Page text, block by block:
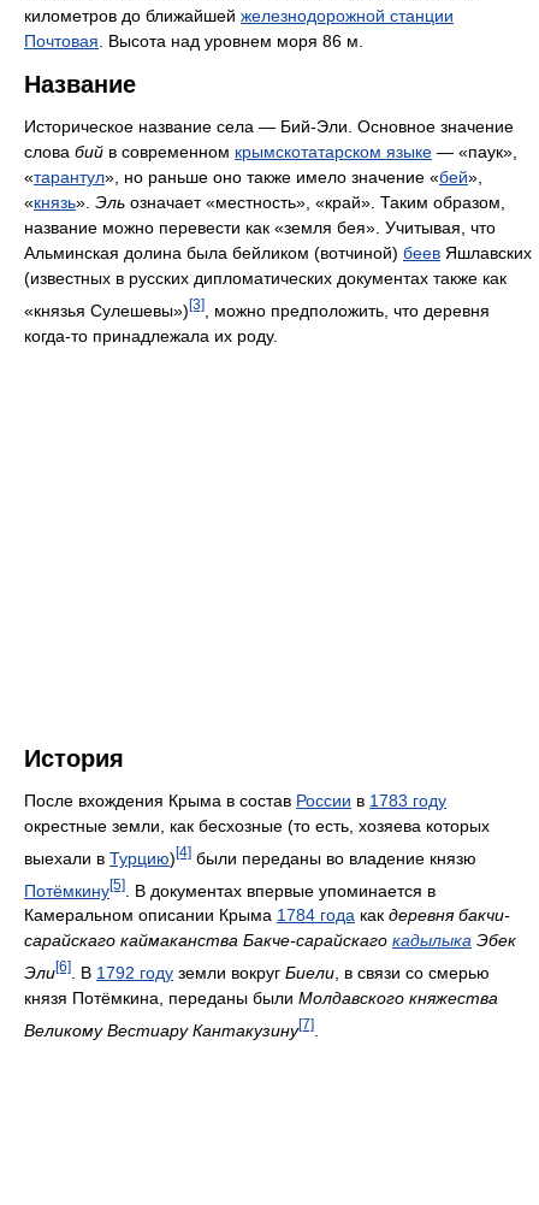
километров до ближайшей железнодорожной станции
Почтовая. Высота над уровнем моря 86 м.
Название
Историческое название села — Бий-Эли. Основное значение
слова бий в современном крымскотатарском языке — «паук»,
«тарантул», но раньше оно также имело значение «бей»,
«князь». Эль означает «местность», «край». Таким образом,
название можно перевести как «земля бея». Учитывая, что
Альминская долина была бейликом (вотчиной) беев Яшлавских
(известных в русских дипломатических документах также как
«князья Сулешевы») [3]
, можно предположить, что деревня
когда-то принадлежала их роду.
История
После вхождения Крыма в состав России в 1783 году
окрестные земли, как бесхозные (то есть, хозяева которых
выехали в Турцию)[4] были переданы во владение князю
Потёмкину[5]
. В документах впервые упоминается в
Камеральном описании Крыма 1784 года как деревня бакчи-
сарайскаго каймаканства Бакче-сарайскаго кадылыка Эбек
Эли[6] . В 1792 году земли вокруг Биели , в связи со смерью
князя Потёмкина, переданы были Молдавского княжества
Великому Вестиару Кантакузину[7]